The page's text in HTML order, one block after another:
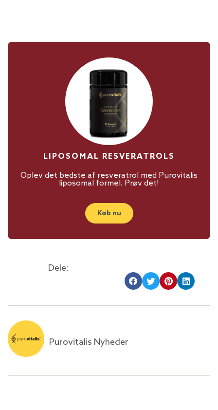
LIPOSOMAL RESVERATROLS
Oplev det bedste af resveratrol med Purovitalis
liposomal formel. Prøv det!
Køb nu
Dele:
Purovitalis Nyheder